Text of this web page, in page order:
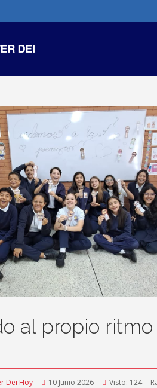
al propio
Dei Hoy 10 Junio 2026 Visto: 124